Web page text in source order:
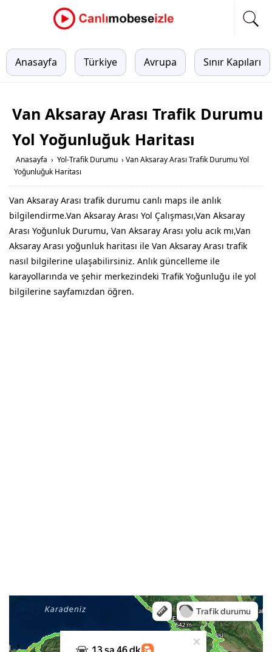
Anasayfa Türkiye Avrupa Sınır Kapıları
Van Aksaray Arası Trafik Durumu
Yol Yoğunluğuk Haritası
Anasayfa › Yol-Trafik Durumu › Van Aksaray Arası Trafik Durumu Yol
Yoğunluğuk Haritası
Van Aksaray Arası trafik durumu canlı maps ile anlık
bilgilendirme.Van Aksaray Arası Yol Çalışması,Van Aksaray
Arası Yoğunluk Durumu, Van Aksaray Arası yolu acık mı,Van
Aksaray Arası yoğunluk haritası ile Van Aksaray Arası trafik
nasıl bilgilerine ulaşabilirsiniz. Anlık güncelleme ile
karayollarında ve şehir merkezindeki Trafik Yoğunluğu ile yol
bilgilerine sayfamızdan öğren.